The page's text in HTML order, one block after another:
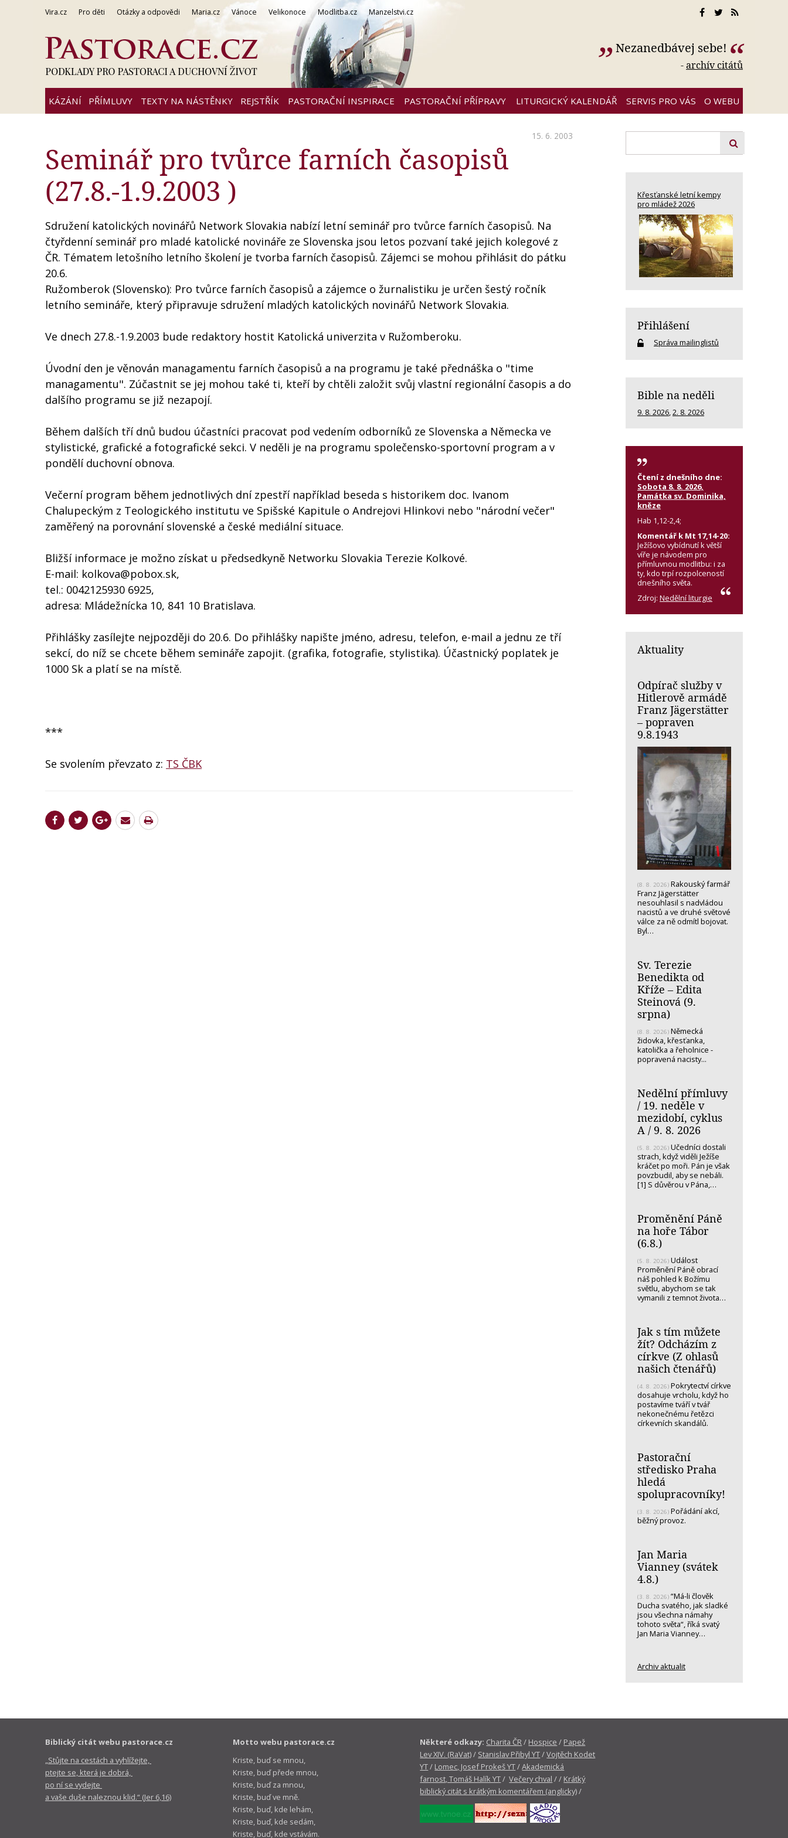
Vira.cz Pro děti Otázky a odpovědi Maria.cz Vánoce Velikonoce Modlitba.cz Manzelstvi.cz
Nezanedbávej sebe!
-archív citátů
KÁZÁNÍ PŘÍMLUVY TEXTY NA NÁSTĚNKY REJSTŘÍK PASTORAČNÍ INSPIRACE PASTORAČNÍ PŘÍPRAVY LITURGICKÝ KALENDÁŘ SERVIS PRO VÁS O WEBU
15. 6. 2003
Seminář pro tvůrce farních časopisů
(27.8.-1.9.2003 )
Sdružení katolických novinářů Network Slovakia nabízí letní seminář pro tvůrce farních časopisů. Na
čtyřdenní seminář pro mladé katolické novináře ze Slovenska jsou letos pozvaní také jejich kolegové z
ČR. Tématem letošního letního školení je tvorba farních časopisů. Zájemci se mohou přihlásit do pátku
20.6.
Ružomberok (Slovensko): Pro tvůrce farních časopisů a zájemce o žurnalistiku je určen šestý ročník
letního semináře, který připravuje sdružení mladých katolických novinářů Network Slovakia.
Ve dnech 27.8.-1.9.2003 bude redaktory hostit Katolická univerzita v Ružomberoku.
Úvodní den je věnován managamentu farních časopisů a na programu je také přednáška o "time
managamentu". Zúčastnit se jej mohou také ti, kteří by chtěli založit svůj vlastní regionální časopis a do
dalšího programu se již nezapojí.
Během dalších tří dnů budou účastníci pracovat pod vedením odborníků ze Slovenska a Německa ve
stylistické, grafické a fotografické sekci. V neděli je na programu společensko-sportovní program a v
pondělí duchovní obnova.
Večerní program během jednotlivých dní zpestří například beseda s historikem doc. Ivanom
Chalupeckým z Teologického institutu ve Spišské Kapitule o Andrejovi Hlinkovi nebo "národní večer"
zaměřený na porovnání slovenské a české mediální situace.
Bližší informace je možno získat u předsedkyně Networku Slovakia Terezie Kolkové.
E-mail: kolkova@pobox.sk,
tel.: 0042125930 6925,
adresa: Mládežnícka 10, 841 10 Bratislava.
Přihlášky zasílejte nejpozději do 20.6. Do přihlášky napište jméno, adresu, telefon, e-mail a jednu ze tří
sekcí, do níž se chcete během semináře zapojit. (grafika, fotografie, stylistika). Účastnický poplatek je
1000 Sk a platí se na místě.
***
Se svolením převzato z: TS ČBK
Křesťanské letní kempy
pro mládež 2026
Přihlášení
Správa mailinglistů
Bible na neděli
9. 8. 2026 2. 8. 2026
Čtení z dnešního dne:
Sobota 8. 8. 2026,
Památka sv. Dominika,
kněze
Hab 1,12-2,4;
Komentář k Mt 17,14-20:
Ježíšovo vybídnutí k větší
víře je návodem pro
přímluvnou modlitbu: i za
ty, kdo trpí rozpolceností
dnešního světa.
Zdroj: Nedělní liturgie
Aktuality
Odpírač služby v
Hitlerově armádě
Franz Jägerstätter
– popraven
9.8.1943
(8. 8. 2026) Rakouský farmář
Franz Jägerstätter
nesouhlasil s nadvládou
nacistů a ve druhé světové
válce za ně odmítl bojovat.
Byl…
Sv. Terezie
Benedikta od
Kříže – Edita
Steinová (9.
srpna)
(8. 8. 2026) Německá
židovka, křesťanka,
katolička a řeholnice -
popravená nacisty...
Nedělní přímluvy
/ 19. neděle v
mezidobí, cyklus
A / 9. 8. 2026
(5. 8. 2026) Učedníci dostali
strach, když viděli Ježíše
kráčet po moři. Pán je však
povzbudil, aby se nebáli.
[1] S důvěrou v Pána,…
Proměnění Páně
na hoře Tábor
(6.8.)
(5. 8. 2026) Událost
Proměnění Páně obrací
náš pohled k Božímu
světlu, abychom se tak
vymanili z temnot života…
Jak s tím můžete
žít? Odcházím z
církve (Z ohlasů
našich čtenářů)
(4. 8. 2026) Pokrytectví církve
dosahuje vrcholu, když ho
postavíme tváří v tvář
nekonečnému řetězci
církevních skandálů.
Pastorační
středisko Praha
hledá
spolupracovníky!
(3. 8. 2026) Pořádání akcí,
běžný provoz.
Jan Maria
Vianney (svátek
4.8.)
(3. 8. 2026) “Má-li člověk
Ducha svatého, jak sladké
jsou všechna námahy
tohoto světa“, říká svatý
Jan Maria Vianney…
Archiv aktualit
Biblický citát webu pastorace.cz
„Stůjte na cestách a vyhlížejte,
ptejte se, která je dobrá,
po ní se vydejte
a vaše duše naleznou klid.“ (Jer 6,16)
Motto webu pastorace.cz
Kriste, buď se mnou,
Kriste, buď přede mnou,
Kriste, buď za mnou,
Kriste, buď ve mně.
Kriste, buď, kde lehám,
Kriste, buď, kde sedám,
Kriste, buď, kde vstávám.
Některé odkazy: Charita ČR/ Hospice / Papež
Lev XIV. (RaVat)/ Stanislav Přibyl YT/Vojtěch Kodet
YT/ Lomec, Josef Prokeš YT/Akademická
farnost, Tomáš Halík YT/Večery chval / / Krátký
biblický citát s krátkým komentářem (anglicky)/